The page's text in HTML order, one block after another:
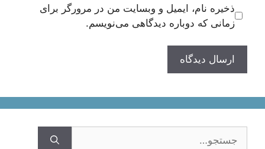
ذخیره نام، ایمیل و وبسایت من در مرورگر برای
زمانی که دوباره دیدگاهی می‌نویسم.